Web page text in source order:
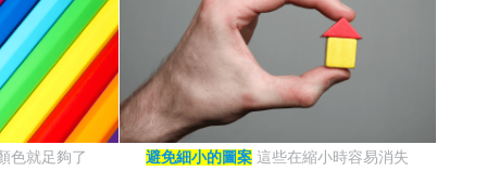
色就足夠了 避免細小的圖案 這些在縮小時容易消失